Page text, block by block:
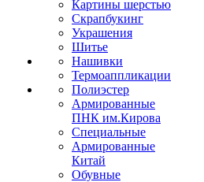
Картины шерстью
Скрапбукинг
Украшения
Шитье
Нашивки
Термоаппликации
Полиэстер
Армированные
ПНК им.Кирова
Специальные
Армированные
Китай
Обувные